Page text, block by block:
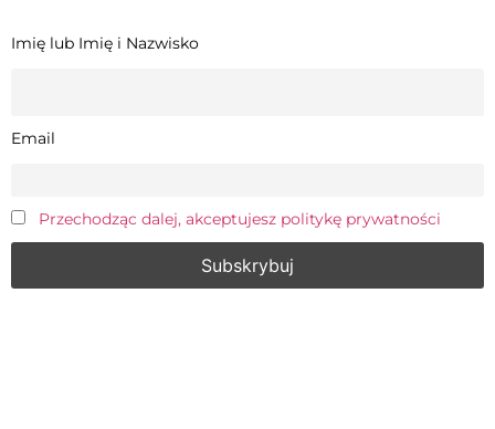
Imię lub Imię i Nazwisko
Email
Przechodząc dalej, akceptujesz politykę prywatności